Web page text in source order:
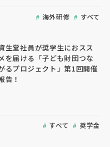
海外研修 すべて
生堂社員が奨学生におスス
を届ける「子ども財団つな
るプロジェクト」第1回開催
告！
すべて 奨学金